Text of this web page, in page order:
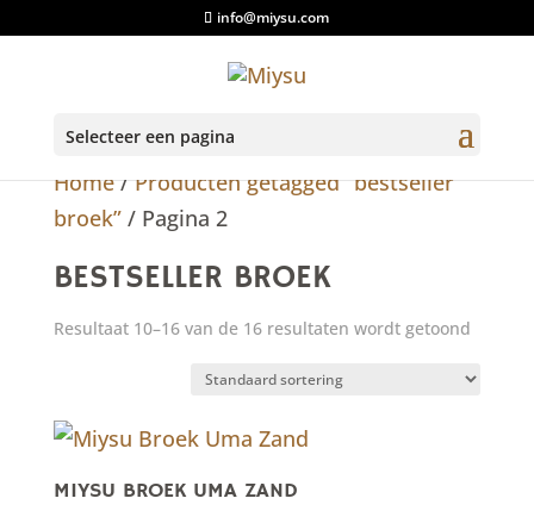
info@miysu.com
Selecteer een pagina
Home/Producten getagged “bestseller
broek”/ Pagina 2
BESTSELLER BROEK
Resultaat 10–16 van de 16 resultaten wordt getoond
MIYSU BROEK UMA ZAND